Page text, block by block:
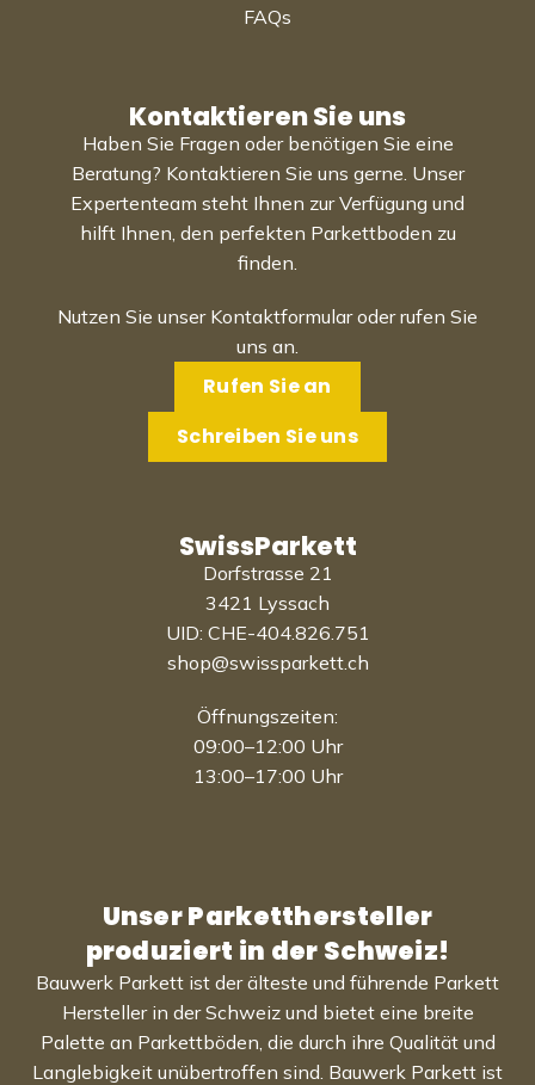
FAQs
Kontaktieren Sie uns
Haben Sie Fragen oder benötigen Sie eine
Beratung? Kontaktieren Sie uns gerne. Unser
Expertenteam steht Ihnen zur Verfügung und
hilft Ihnen, den perfekten Parkettboden zu
finden.
Nutzen Sie unser Kontaktformular oder rufen Sie
uns an.
Rufen Sie an
Schreiben Sie uns
SwissParkett
Dorfstrasse 21
3421 Lyssach
UID: CHE-404.826.751
shop@swissparkett.ch
Öffnungszeiten:
09:00–12:00 Uhr
13:00–17:00 Uhr
Unser Parketthersteller
produziert in der Schweiz!
Bauwerk Parkett ist der älteste und führende Parkett
Hersteller in der Schweiz und bietet eine breite
Palette an Parkettböden, die durch ihre Qualität und
Langlebigkeit unübertroffen sind. Bauwerk Parkett ist